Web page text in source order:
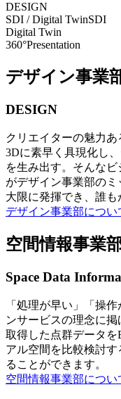
DESIGN
SDI / Digital TwinSDI
Digital Twin
360°Presentation
デザイン事業
DESIGN
クリエイターの魅力
3Dに素早く具現化し
を生み出す。そんな
がデザイン事業部の
大限に発揮でき、誰も
デザイン事業部につい
空間情報事業
Space Data
「処理が早い」「操
ンサービスの理念に掲
取得した点群データ
アル空間を比較検討
ることができます。
空間情報事業部につい